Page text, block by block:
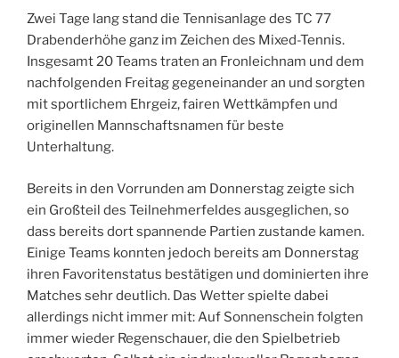
Zwei Tage lang stand die Tennisanlage des TC 77
Drabenderhöhe ganz im Zeichen des Mixed-Tennis.
Insgesamt 20 Teams traten an Fronleichnam und dem
nachfolgenden Freitag gegeneinander an und sorgten
mit sportlichem Ehrgeiz, fairen Wettkämpfen und
originellen Mannschaftsnamen für beste
Unterhaltung.
Bereits in den Vorrunden am Donnerstag zeigte sich
ein Großteil des Teilnehmerfeldes ausgeglichen, so
dass bereits dort spannende Partien zustande kamen.
Einige Teams konnten jedoch bereits am Donnerstag
ihren Favoritenstatus bestätigen und dominierten ihre
Matches sehr deutlich. Das Wetter spielte dabei
allerdings nicht immer mit: Auf Sonnenschein folgten
immer wieder Regenschauer, die den Spielbetrieb